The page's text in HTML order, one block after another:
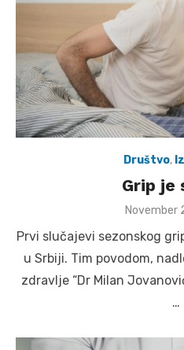
Društvo,
Grip je
Posted
November
Prvi slučajevi sezonskog
u Srbiji. Tim povodom,
zdravlje “Dr Milan
…